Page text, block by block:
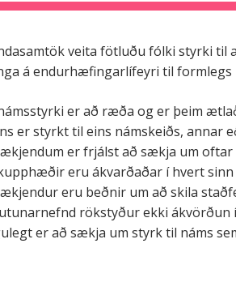
veita fötluðu fólki styrki til
á endurhæfingarlífeyri til
er að ræða og er þeim
er styrkt til eins námskeiðs, annar
er frjálst að sækja um oftar
eru ákvarðaðar í hvert
eru beðnir um að skila
rökstyður ekki ákvörðun
er að sækja um styrk til náms